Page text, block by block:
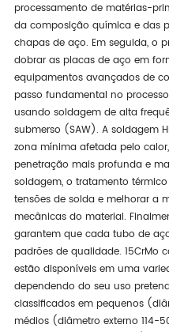
processamento de matérias-
da composição química e das
chapas de aço. Em seguida, o
dobrar as placas de aço em
equipamentos avançados de
passo fundamental no
usando soldagem de alta
submerso (SAW). A soldagem
zona mínima afetada pelo
penetração mais profunda e
soldagem, o tratamento
tensões de solda e melhorar a
mecânicas do material.
garantem que cada tubo de
padrões de qualidade. 15CrMo
estão disponíveis em uma
dependendo do seu uso
classificados em pequenos
médios (diâmetro externo